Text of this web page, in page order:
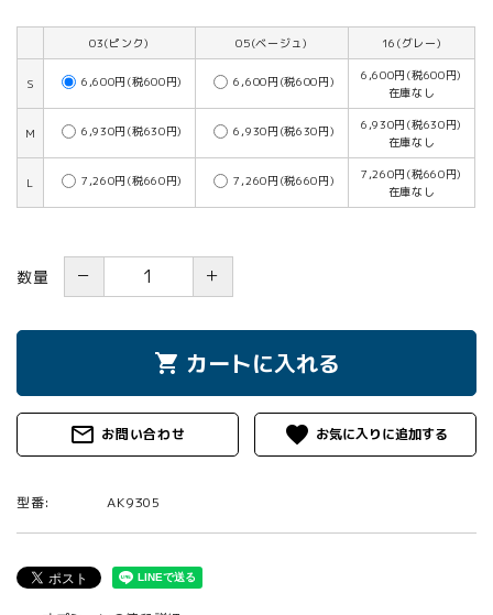
03(ピンク) 05(ベージュ) 16(グレー)
S 6,600円(税600円) 6,600円(税600円)
6,600円(税600円)
在庫なし
M 6,930円(税630円) 6,930円(税630円)
6,930円(税630円)
在庫なし
L 7,260円(税660円) 7,260円(税660円)
7,260円(税660円)
在庫なし
数量 － ＋
shopping_cart カートに入れる
mail_outline お問い合わせ favorite
型番: AK9305